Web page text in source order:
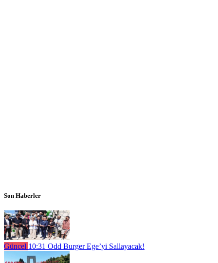
Son Haberler
Güncel 10:31 Odd Burger Ege’yi Sallayacak!